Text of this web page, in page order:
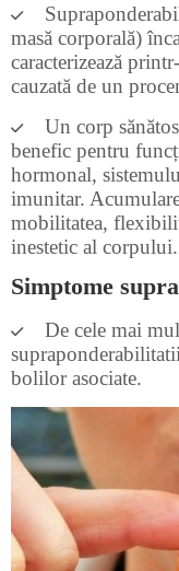
masă corporală)
caracterizează
cauzată de un
Un corp
benefic pentru
hormonal,
imunitar.
mobilitatea,
inestetic al corpului.
Simptome
De cele mai
bolilor asociate.